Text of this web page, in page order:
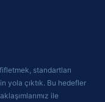
standartları
yola çıktık. Bu hedefler
ile